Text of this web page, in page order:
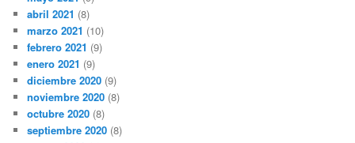
abril 2021 (8)
marzo 2021 (10)
febrero 2021 (9)
enero 2021 (9)
diciembre 2020 (9)
noviembre 2020 (8)
octubre 2020 (8)
septiembre 2020 (8)